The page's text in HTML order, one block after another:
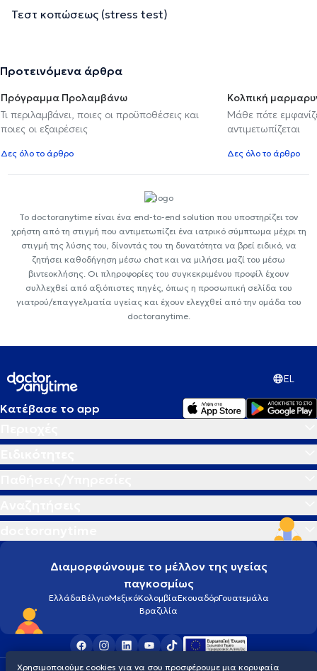
Τεστ κοπώσεως (stress test)
Προτεινόμενα άρθρα
Πρόγραμμα Προλαμβάνω
Τι περιλαμβάνει, ποιες οι προϋποθέσεις και
ποιες οι εξαιρέσεις
Δες όλο το άρθρο
Κολπική
Μάθε πότε
αντιμετωπίζεται
Δες όλο το άρθρο
Το doctoranytime είναι ένα end-to-end solution που υποστηρίζει τον
χρήστη από τη στιγμή που αντιμετωπίζει ένα ιατρικό σύμπτωμα μέχρι τη
στιγμή της λύσης του, δίνοντάς του τη δυνατότητα να βρεί ειδικό, να
ζητήσει καθοδήγηση μέσω chat και να μιλήσει μαζί του μέσω
βιντεοκλήσης. Οι πληροφορίες του συγκεκριμένου προφίλ έχουν
συλλεχθεί από αξιόπιστες πηγές, όπως η προσωπική σελίδα του
γιατρού/επαγγελματία υγείας και έχουν ελεγχθεί από την ομάδα του
doctoranytime.
EL
Κατέβασε το app
Διαμορφώνουμε το μέλλον της υγείας
παγκοσμίως
ΕλλάδαΒέλγιοΜεξικόΚολομβίαΕκουαδόρΓουατεμάλα
Βραζιλία
Χρησιμοποιούμε cookies για να σου προσφέρουμε μια κορυφαία